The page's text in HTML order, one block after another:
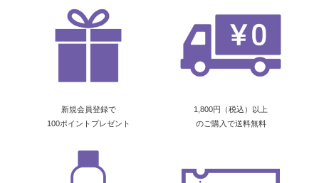
新規会員登録で
100ポイントプレゼント
1,800円（税込）以上
のご購入で送料無料